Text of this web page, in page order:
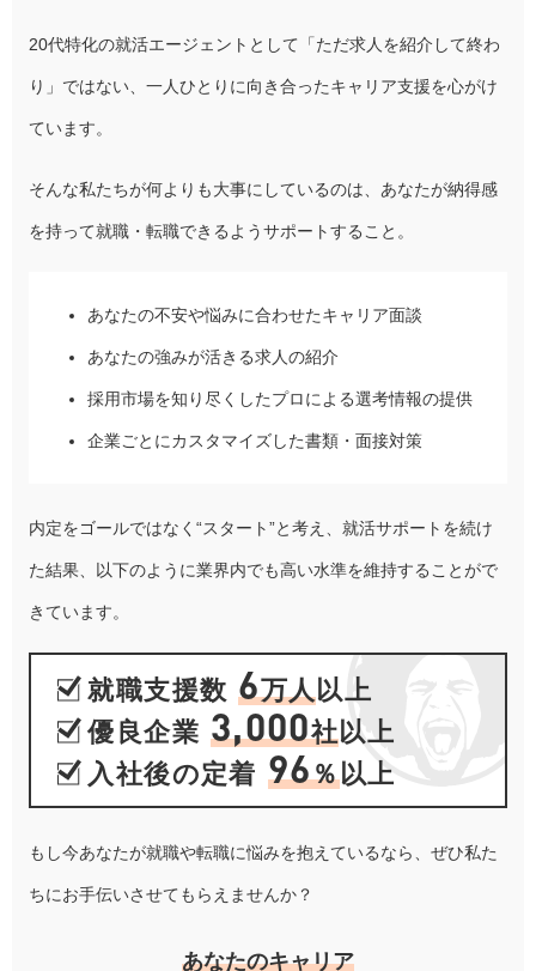
20代特化の就活エージェントとして「ただ求人を紹介して終わ
り」ではない、一人ひとりに向き合ったキャリア支援を心がけ
ています。
そんな私たちが何よりも大事にしているのは、あなたが納得感
を持って就職・転職できるようサポートすること。
あなたの不安や悩みに合わせたキャリア面談
あなたの強みが活きる求人の紹介
採用市場を知り尽くしたプロによる選考情報の提供
企業ごとにカスタマイズした書類・面接対策
内定をゴールではなく“スタート”と考え、就活サポートを続け
た結果、以下のように業界内でも高い水準を維持することがで
きています。
就職支援数 6万人以上
優良企業 3,000社以上
入社後の定着 96％以上
もし今あなたが就職や転職に悩みを抱えているなら、ぜひ私た
ちにお手伝いさせてもらえませんか？
あなたのキャリア